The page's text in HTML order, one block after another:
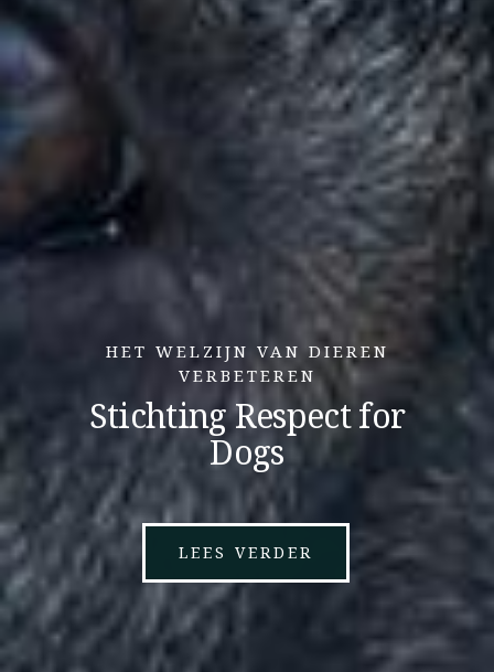
HET WELZIJN VAN DIEREN
VERBETEREN
Stichting Respect for
Dogs
LEES VERDER